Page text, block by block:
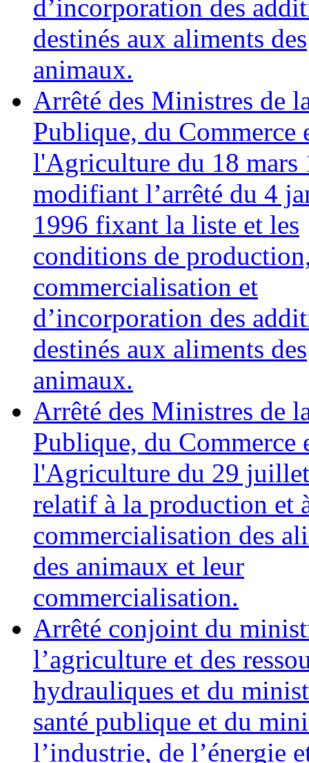
d’incorporation des
destinés aux aliments des
animaux.
Arrêté des Ministres de
Publique, du Commerce
l'Agriculture du 18 mars
modifiant l’arrêté du 4
1996 fixant la liste et les
conditions de
commercialisation et
d’incorporation des
destinés aux aliments des
animaux.
Arrêté des Ministres de
Publique, du Commerce
l'Agriculture du 29
relatif à la production et
commercialisation des
des animaux et leur
commercialisation.
Arrêté conjoint du
l’agriculture et des
hydrauliques et du
santé publique et du
l’industrie, de l’énergie